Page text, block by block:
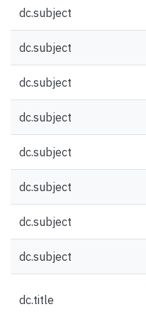
dc.subject
dc.subject
dc.subject
dc.subject
dc.subject
dc.subject
dc.subject
dc.subject
dc.title